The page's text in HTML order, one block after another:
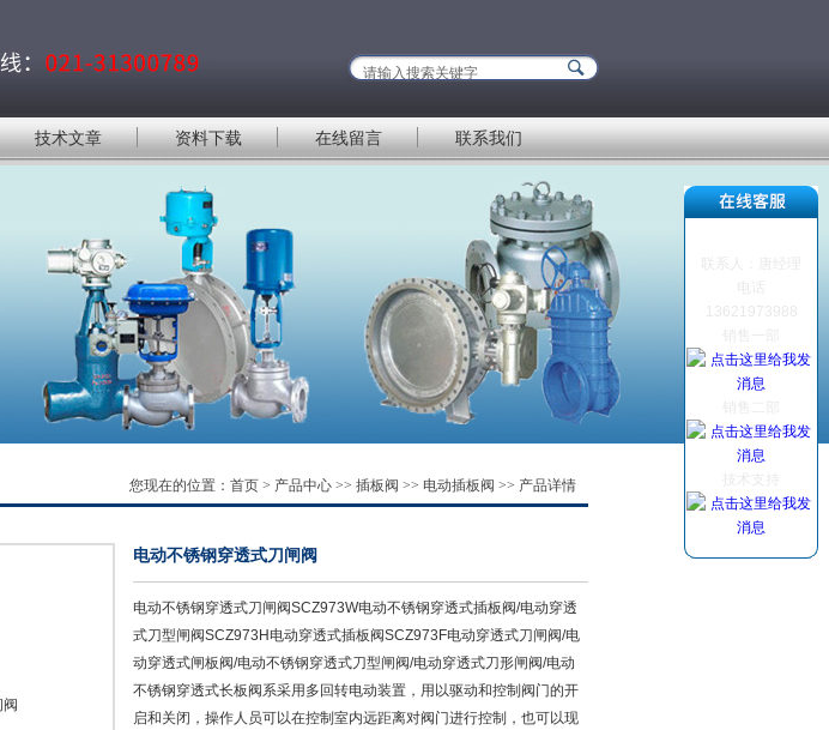
技术文章 资料下载 在线留言 联系我们
您现在的位置： 首页 > 产品中心 >> 插板阀 >> 电动插板阀 >> 产品详情
电动不锈钢穿透式刀闸阀
电动不锈钢穿透式刀闸阀SCZ973W电动不锈钢穿透式插板阀/电动穿透
式刀型闸阀SCZ973H电动穿透式插板阀SCZ973F电动穿透式刀闸阀/电
动穿透式闸板阀/电动不锈钢穿透式刀型闸阀/电动穿透式刀形闸阀/电动
不锈钢穿透式长板阀系采用多回转电动装置，用以驱动和控制阀门的开
启和关闭，操作人员可以在控制室内远距离对阀门进行控制，也可以现